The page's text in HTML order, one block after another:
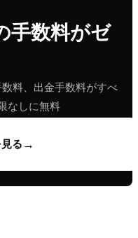
手数料がゼ
料、出金手数料がすべ
なしに無料
る →